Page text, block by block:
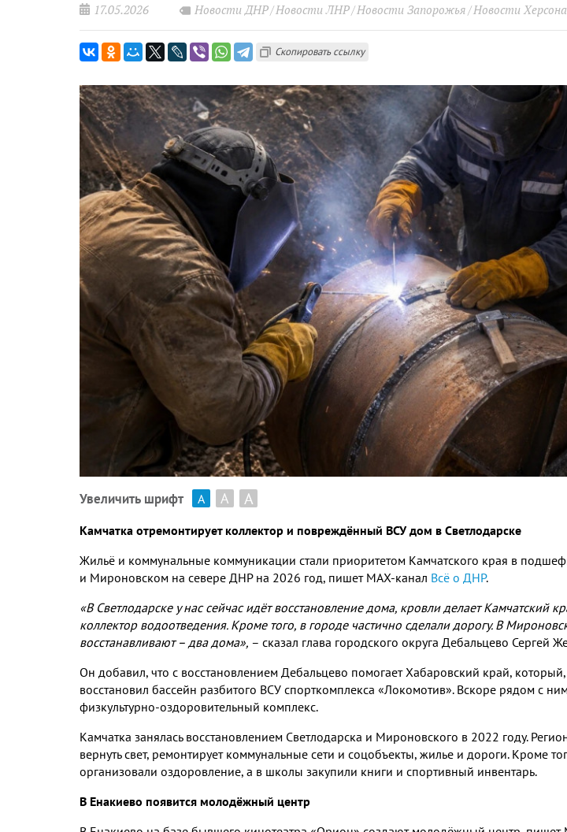
17.05.2026
Новости ДНР Новости ЛНР Новости Запорожья Новости Херсона
Скопировать ссылку
Увеличить шрифт А А А
Камчатка отремонтирует коллектор и повреждённый ВСУ дом в Светлодарске
Жильё и коммунальные коммуникации стали приоритетом Камчатского края в
и Мироновском на севере ДНР на 2026 год, пишет МАХ-канал Всё о ДНР.
«В Светлодарске у нас сейчас идёт восстановление дома, кровли делает Камчатский
коллектор водоотведения. Кроме того, в городе частично сделали дорогу. В
восстанавливают – два дома», – сказал глава городского округа Дебальцево Сергей
Он добавил, что с восстановлением Дебальцево помогает Хабаровский край, который,
восстановил бассейн разбитого ВСУ спорткомплекса «Локомотив». Вскоре рядом с
физкультурно-оздоровительный комплекс.
Камчатка занялась восстановлением Светлодарска и Мироновского в 2022 году.
вернуть свет, ремонтирует коммунальные сети и соцобъекты, жилье и дороги. Кроме
организовали оздоровление, а в школы закупили книги и спортивный инвентарь.
В Енакиево появится молодёжный центр